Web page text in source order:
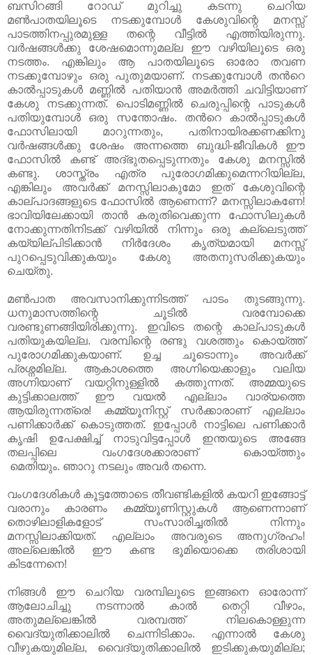
ബസിറങ്ങി റോഡ്‌ മുറിച്ചു കടന്നു ചെറിയ
മണ്‍പാതയിലൂടെ നടക്കുമ്പോള്‍ കേശുവിന്റെ മനസ്സ്
പാടത്തിനപ്പുരമുള്ള തന്റെ വീട്ടില്‍ എത്തിയിരുന്നു.
വര്‍ഷങ്ങള്‍ക്കു ശേഷമൊന്നുമല്ല ഈ വഴിയിലൂടെ ഒരു
നടത്തം. എങ്കിലും ആ പാതയിലൂടെ ഓരോ തവണ
നടക്കുമ്പോഴും ഒരു പുതുമയാണ്. നടക്കുമ്പോള്‍ തന്‍റെ
കാല്‍പ്പാടുകള്‍ മണ്ണില്‍ പതിയാന്‍ അമര്‍ത്തി ചവിട്ടിയാണ്
കേശു നടക്കുന്നത്. പൊടിമണ്ണില്‍ ചെരുപ്പിന്റെ പാടുകള്‍
പതിയുമ്പോള്‍ ഒരു സന്തോഷം. തന്‍റെ കാല്‍പ്പാടുകള്‍
ഫോസിലായി മാറുന്നതും, പതിനായിരക്കണക്കിനു
വര്‍ഷങ്ങള്‍ക്കു ശേഷം അന്നത്തെ ബുദ്ധി-ജീവികള്‍ ഈ
ഫോസില്‍ കണ്ട് അദ്ഭുതപ്പെടുന്നതും കേശു മനസ്സില്‍
കണ്ടു. ശാസ്ത്രം എത്ര പുരോഗമിക്കുമെന്നറിയില്ല,
എങ്കിലും അവര്‍ക്ക് മനസ്സിലാകുമോ ഇത് കേശുവിന്റെ
കാല്പാദങ്ങളുടെ ഫോസില്‍ ആണെന്ന്? മനസ്സിലാകണേ!
ഭാവിയിലേക്കായി താന്‍ കരുതിവെക്കുന്ന ഫോസിലുകള്‍
നോക്കുന്നതിനിടക്ക് വഴിയില്‍ നിന്നും ഒരു കല്ലെടുത്ത്‌
കയ്യില്പിടിക്കാന്‍ നിര്‍ദേശം കൃത്യമായി മനസ്സ്
പുറപ്പെടുവിക്കുകയും കേശു അതനുസരിക്കുകയും
ചെയ്തു.
മണ്‍പാത അവസാനിക്കുന്നിടത്ത് പാടം തുടങ്ങുന്നു.
ധനുമാസത്തിന്റെ ചൂടില്‍ വരമ്പോക്കെ
വരണ്ടുണങ്ങിയിരിക്കുന്നു. ഇവിടെ തന്റെ കാല്പാടുകള്‍
പതിയുകയില്ല. വരമ്പിന്റെ രണ്ടു വശത്തും കൊയ്ത്ത്
പുരോഗമിക്കുകയാണ്. ഉച്ച ചൂടൊന്നും അവര്‍ക്ക്
പ്രശ്നമില്ല. ആകാശത്തെ അഗ്നിയെക്കാളും വലിയ
അഗ്നിയാണ് വയറ്റിനുള്ളില്‍ കത്തുന്നത്. അമ്മയുടെ
കുട്ടിക്കാലത്ത് ഈ വയല്‍ എല്ലാം വാര്യത്തെ
ആയിരുന്നത്രെ! കമ്മ്യൂനിസ്റ്റ് സര്‍ക്കാരാണ് എല്ലാം
പണിക്കാര്‍ക്ക് കൊടുത്തത്. ഇപ്പോള്‍ നാട്ടിലെ പണിക്കാര്‍
കൃഷി ഉപേക്ഷിച്ച് നാടുവിട്ടപ്പോള്‍ ഇന്തയുടെ അങ്ങേ
തലപ്പിലെ വംഗദേശക്കാരാണ് കൊയ്ത്തും
മെതിയും. ഞാറു നടലും അവര്‍ തന്നെ.
വംഗദേശികള്‍ കൂട്ടത്തോടെ തീവണ്ടികളില്‍ കയറി ഇങ്ങോട്ട്
വരാനും കാരണം കമ്മ്യൂണിസ്റ്റുകള്‍ ആണെന്നാണ്
തൊഴിലാളികളോട് സംസാരിച്ചതില്‍ നിന്നും
മനസ്സിലാക്കിയത്. എല്ലാം അവരുടെ അനുഗ്രഹം!
അല്ലെങ്കില്‍ ഈ കണ്ട ഭൂമിയൊക്കെ തരിശായി
കിടന്നേനെ!
നിങ്ങള്‍ ഈ ചെറിയ വരമ്പിലൂടെ ഇങ്ങനെ ഓരോന്ന്
ആലോചിച്ചു നടന്നാല്‍ കാല്‍ തെറ്റി വീഴാം,
അതുമല്ലെങ്കില്‍ വരമ്പത്ത് നിലകൊള്ളുന്ന
വൈദ്യുതിക്കാലില്‍ ചെന്നിടിക്കാം. എന്നാല്‍ കേശു
വീഴുകയുമില്ല, വൈദ്യുതിക്കാലില്‍ ഇടിക്കുകയുമില്ല;